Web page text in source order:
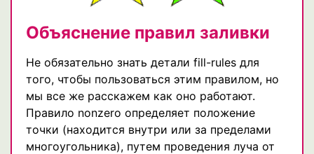
Объяснение правил заливки
Не обязательно знать детали fill-rules для
того, чтобы пользоваться этим правилом, но
мы все же расскажем как оно работают.
Правило nonzero определяет положение
точки (находится внутри или за пределами
многоугольника), путем проведения луча от